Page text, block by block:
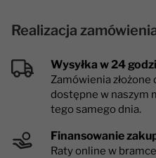
Realizacja
Wysyłka w 24
Zamówienia złożone
dostępne w naszym
tego samego dnia.
Finansowanie
Raty online w